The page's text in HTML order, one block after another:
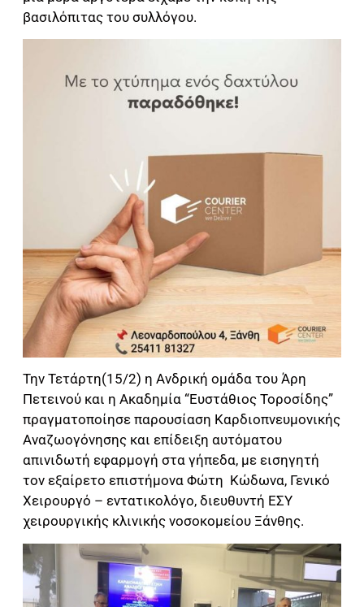
βασιλόπιτας του συλλόγου.
Την Τετάρτη(15/2) η Ανδρική ομάδα του Άρη
Πετεινού και η Ακαδημία “Ευστάθιος Τοροσίδης”
πραγματοποίησε παρουσίαση Καρδιοπνευμονικής
Αναζωογόνησης και επίδειξη αυτόματου
απινιδωτή εφαρμογή στα γήπεδα, με εισηγητή
τον εξαίρετο επιστήμονα Φώτη Κώδωνα, Γενικό
Χειρουργό – εντατικολόγο, διευθυντή ΕΣΥ
χειρουργικής κλινικής νοσοκομείου Ξάνθης.